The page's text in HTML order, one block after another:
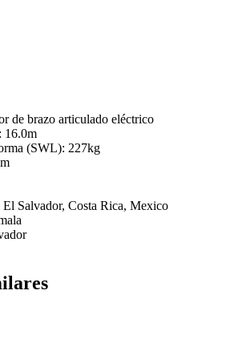
de brazo articulado eléctrico
16.0m
(SWL): 227kg
Salvador, Costa Rica, Mexico